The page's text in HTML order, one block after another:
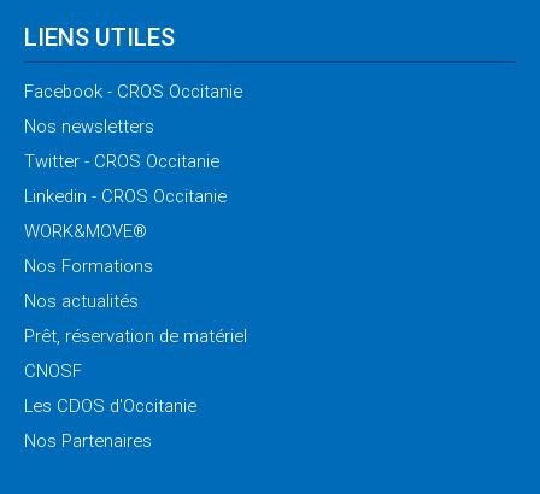
LIENS UTILES
Facebook - CROS Occitanie
Nos newsletters
Twitter - CROS Occitanie
Linkedin - CROS Occitanie
WORK&MOVE®
Nos Formations
Nos actualités
Prêt, réservation de matériel
CNOSF
Les CDOS d'Occitanie
Nos Partenaires